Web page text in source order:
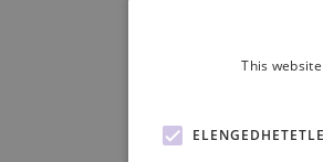
Az
This